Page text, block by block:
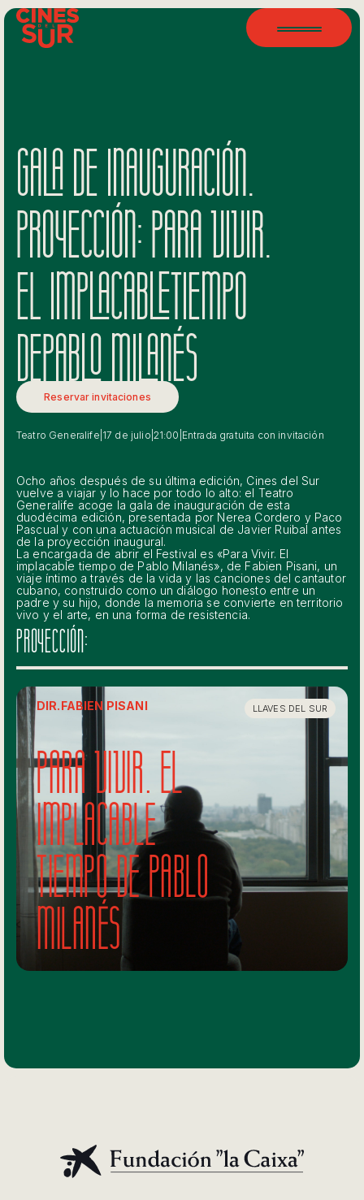
GALA DE INAUGURACIÓN.
PROYECCIÓN: PARA VIVIR.
EL IMPLACABLETIEMPO
DEPABLO MILANÉS
Reservar invitaciones
Teatro Generalife 17 de julio 21:00 Entrada gratuita con invitación
Ocho años después de su última edición, Cines del Sur
vuelve a viajar y lo hace por todo lo alto: el Teatro
Generalife acoge la gala de inauguración de esta
duodécima edición, presentada por Nerea Cordero y Paco
Pascual y con una actuación musical de Javier Ruibal antes
de la proyección inaugural.
La encargada de abrir el Festival es «Para Vivir. El
implacable tiempo de Pablo Milanés», de Fabien Pisani, un
viaje íntimo a través de la vida y las canciones del cantautor
cubano, construido como un diálogo honesto entre un
padre y su hijo, donde la memoria se convierte en territorio
vivo y el arte, en una forma de resistencia.
PROYECCIÓN:
DIR.FABIEN PISANI LLAVES DEL SUR
PARA VIVIR. El
implacable
tiempo de Pablo
Milanés